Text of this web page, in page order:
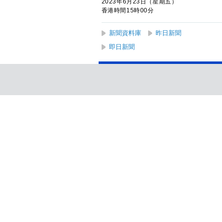
2023年6月23日（星期五）
香港時間15時00分
新聞資料庫 昨日新聞
即日新聞